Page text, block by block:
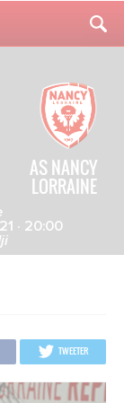
AS NANCY
LORRAINE
· 20:00
TWEETER